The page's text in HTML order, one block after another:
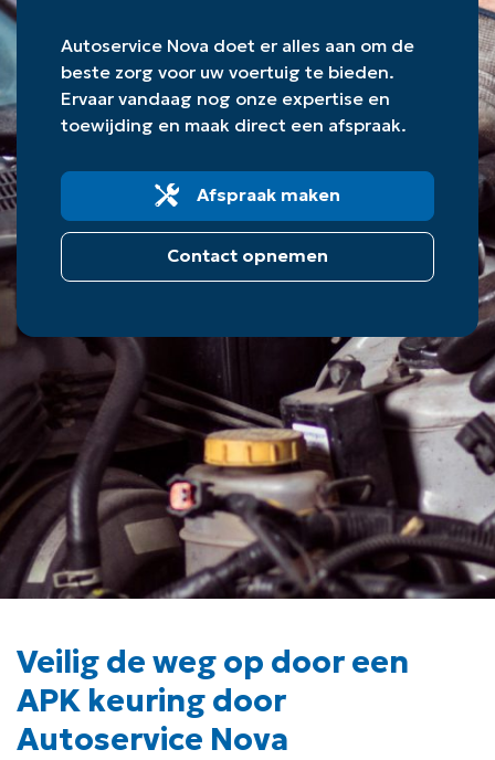
Autoservice Nova doet er alles aan om de
beste zorg voor uw voertuig te bieden.
Ervaar vandaag nog onze expertise en
toewijding en maak direct een afspraak.
Afspraak maken
Contact opnemen
Veilig de weg op door een
APK keuring door
Autoservice Nova